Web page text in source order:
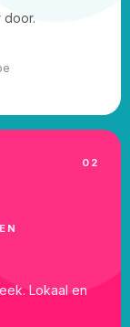
door.
02
Lokaal en